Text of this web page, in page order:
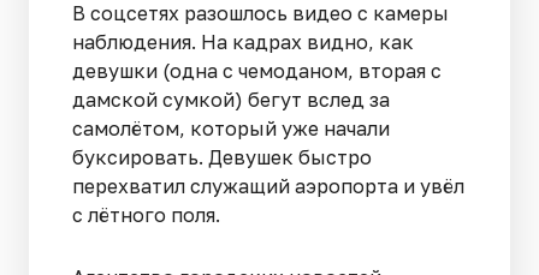
В соцсетях разошлось видео с камеры
наблюдения. На кадрах видно, как
девушки (одна с чемоданом, вторая с
дамской сумкой) бегут вслед за
самолётом, который уже начали
буксировать. Девушек быстро
перехватил служащий аэропорта и увёл
с лётного поля.